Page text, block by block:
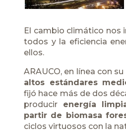
El cambio climático nos
todos y la eficiencia
ellos.
ARAUCO, en línea con su
altos estándares
fijó hace más de dos
producir energía
partir de biomasa
ciclos virtuosos con la